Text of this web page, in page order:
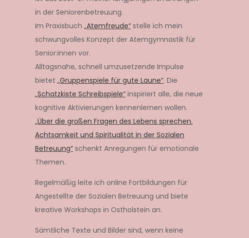
in der Seniorenbetreuung.
Im Praxisbuch „Atemfreude“ stelle ich mein
schwungvolles Konzept der Atemgymnastik für
Senior:innen vor.
Alltagsnahe, schnell umzusetzende Impulse
bietet „Gruppenspiele für gute Laune“. Die
„Schatzkiste Schreibspiele“ inspiriert alle, die neue
kognitive Aktivierungen kennenlernen wollen.
„Über die großen Fragen des Lebens sprechen.
Achtsamkeit und Spiritualität in der Sozialen
Betreuung“ schenkt Anregungen für emotionale
Themen.
Regelmäßig leite ich online Fortbildungen für
Angestellte der Sozialen Betreuung und biete
kreative Workshops in Ostholstein an.
Sämtliche Texte und Bilder sind, wenn keine